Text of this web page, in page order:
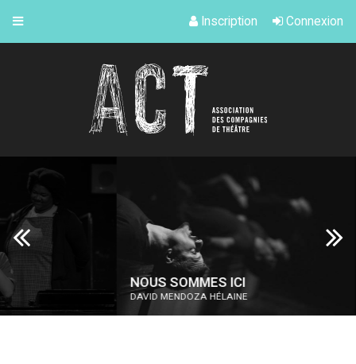
Inscription Connexion
NOUS SOMMES ICI
DAVID MENDOZA HÉLAINE